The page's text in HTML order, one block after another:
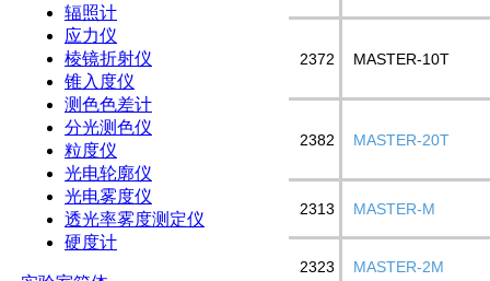
辐照计
应力仪
棱镜折射仪
锥入度仪
测色色差计
分光测色仪
粒度仪
光电轮廓仪
光电雾度仪
透光率雾度测定仪
硬度计
2372 MASTER-10T
2382 MASTER-20T
2313 MASTER-M
2323 MASTER-2M